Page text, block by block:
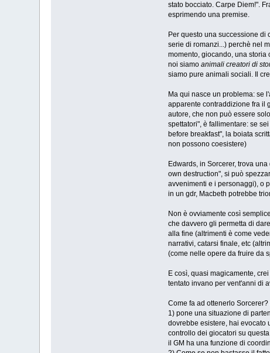
stato bocciato. Carpe Diem!".
esprimendo una premise.
Per questo una successione di
serie di romanzi...) perchè nel
momento, giocando, una storia
noi siamo animali creatori di
siamo pure animali sociali. Il
Ma qui nasce un problema: se
apparente contraddizione fra il
autore, che non può essere
spettatori", è fallimentare: se
before breakfast", la boiata
non possono coesistere)
Edwards, in Sorcerer, trova
own destruction", si può
avvenimenti e i personaggi), o
in un gdr, Macbeth potrebbe
Non è ovviamente così
che davvero gli permetta di
alla fine (altrimenti è come
narrativi, catarsi finale, etc
(come nelle opere da fruire da
E così, quasi magicamente,
tentato invano per vent'anni di
Come fa ad ottenerlo
1) pone una situazione di
dovrebbe esistere, hai evocato
controllo dei giocatori su
il GM ha una funzione di